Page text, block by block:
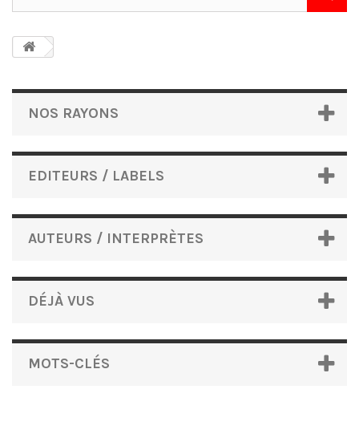
NOS RAYONS
EDITEURS / LABELS
AUTEURS / INTERPRÈTES
DÉJÀ VUS
MOTS-CLÉS